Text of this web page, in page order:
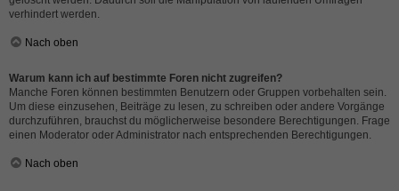
verhindert werden.
Nach oben
Warum kann ich auf bestimmte Foren nicht zugreifen?
Manche Foren können bestimmten Benutzern oder Gruppen vorbehalten sein.
Um diese einzusehen, Beiträge zu lesen, zu schreiben oder andere Vorgänge
durchzuführen, brauchst du möglicherweise besondere Berechtigungen. Frage
einen Moderator oder Administrator nach entsprechenden Berechtigungen.
Nach oben